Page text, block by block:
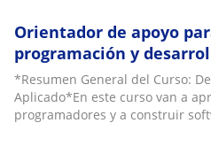
Orientador de apoyo
programación y
*Resumen General del Curso:
Aplicado*En este curso van a
programadores y a construir